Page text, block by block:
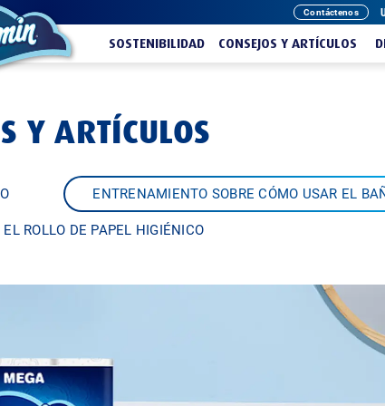
Contáctenos
SOSTENIBILIDAD CONSEJOS Y ARTÍCULOS
Y ARTÍCULOS
ENTRENAMIENTO SOBRE CÓMO USAR EL
ROLLO DE PAPEL HIGIÉNICO